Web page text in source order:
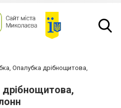
Опалубка дрібнощитова,